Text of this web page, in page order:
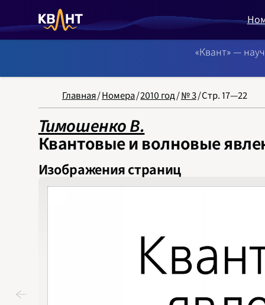
NB:
«Квант» —
Главная/Номера/2010 год/№ 3/Стр. 17—22
Тимошенко В.
Квантовые и волновые
Изображения страниц